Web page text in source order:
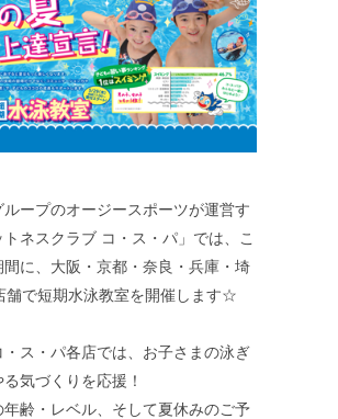
ループのオージースポーツが運営す
トネスクラブ コ・ス・パ」では、こ
間に、大阪・京都・奈良・兵庫・埼
舗で短期水泳教室を開催します☆
・ス・パ各店では、お子さまの泳ぎ
気づくりを応援！
年齢・レベル、そして夏休みのご予